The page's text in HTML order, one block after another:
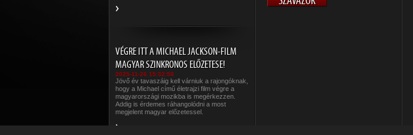
VÉGRE ITT A MICHAEL JACKSON-FILM
MAGYAR SZINKRONOS ELŐZETESE!
2025-11-26 15:32:58
Jövő év tavaszáig kell várniuk a rajongóknak,
hogy a Michael című életrajzi film végre a
magyarországi mozikba is megérkezzen.
Addig is érdemes ráhangolódni a most
megjelent magyar előzetessel.